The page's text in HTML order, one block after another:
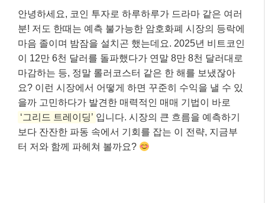
안녕하세요, 코인 투자로 하루하루가 드라마 같은 여러
분! 저도 한때는 예측 불가능한 암호화폐 시장의 등락에
마음 졸이며 밤잠을 설치곤 했는데요. 2025년 비트코인
이 12만 6천 달러를 돌파했다가 연말 8만 8천 달러대로
마감하는 등, 정말 롤러코스터 같은 한 해를 보냈잖아
요? 이런 시장에서 어떻게 하면 꾸준히 수익을 낼 수 있
을까 고민하다가 발견한 매력적인 매매 기법이 바로
‘그리드 트레이딩’ 입니다. 시장의 큰 흐름을 예측하기
보다 잔잔한 파동 속에서 기회를 잡는 이 전략, 지금부
터 저와 함께 파헤쳐 볼까요?